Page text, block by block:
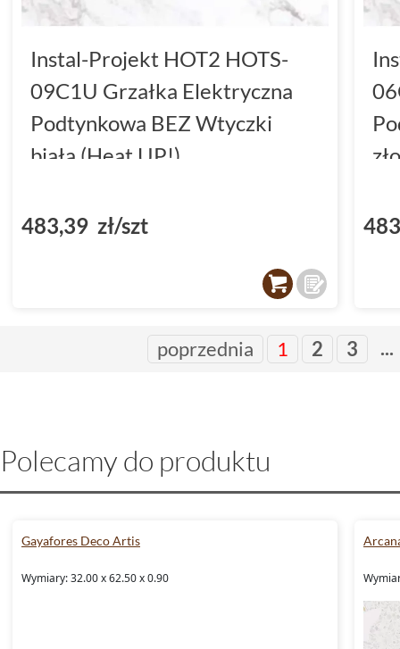
Instal-Projekt HOT2 HOTS-
09C1U Grzałka Elektryczna
Podtynkowa BEZ Wtyczki
biała (Heat UP!)
483,39 zł/szt
poprzednia 1 2 3 ...
Polecamy do produktu
Gayafores Deco Artis
Wymiary: 32.00 x 62.50 x 0.90